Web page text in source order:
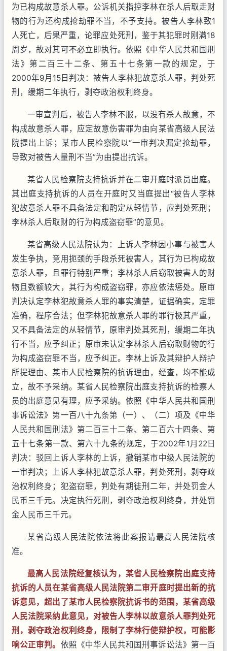
为已构成故意杀人罪。公诉机关指控李林在杀人后取走财
物的行为还构成抢劫罪不当，不予支持。被告人李林致1
人死亡，后果严重，论罪应处死刑，鉴于其犯罪时刚满18
周岁，故对其可不必立即执行。依照《中华人民共和国刑
法》第二百三十二条、第五十七条第一款的规定，于
2000年9月15日判决：被告人李林犯故意杀人罪，判处死
刑，缓期二年执行，剥夺政治权利终身。
一审宣判后，被告人李林不服，以没有杀人故意，不
构成故意杀人罪，应定故意伤害罪为由向某省高级人民法
院提出上诉；某市人民检察院以“一审判决漏定抢劫罪，
导致对被告人量刑不当”为由提出抗诉。
某省人民检察院支持抗诉并在二审开庭时派员出庭。
其出庭支持抗诉的人员在开庭时又当庭提出“被告人李林
犯故意杀人罪不具备法定和酌定从轻情节，应判处死刑；
李林杀人后取财的行为构成盗窃罪”的意见。
某省高级人民法院认为：上诉人李林因小事与被害人
发生争执，竞用扼颈的手段杀死被害人，其行为已构成故
意杀人罪，且罪行特别严重；李林杀人后窃取被害人的财
物且数额较大，其行为构成盗窃罪，亦应依法惩处。原审
判决认定李林犯故意杀人罪的事实清楚，证据确实，定罪
准确，程序合法；但李林犯故意杀人罪的罪行极其严重，
又不具备法定的从轻情节，原审判处其死刑，缓期二年执
行不当，应予纠正；原审未认定李林杀人后窃取财物的行
为构成盗窃罪不当，应予纠正。李林上诉及其辩护人辩护
所提理由、某市人民检察院的抗诉理由，经查，均不能成
立，故不予采纳。某省人民检察院出庭支持抗诉的检察人
员的出庭意见有理，应予采纳。依照《中华人民共和国刑
事诉讼法》第一百八十九条第（一）、（二）项及《中华
人民共和国刑法》第二百三十二条、第二百六十四条、第
五十七条第一款、第六十九条的规定，于2002年1月22日
判决：驳回上诉人李林的上诉，撤销某市中级人民法院的
一审判决；上诉人李林犯故意杀人罪，判处死刑，剥夺政
治权利终身；犯盗窃罪，判处有期徒刑二年，并处罚金人
民币三千元。决定执行死刑，剥夺政治权利终身，并处罚
金人民币三千元。
某省高级人民法院依法将此案报请最高人民法院核
准。
最高人民法院经复核认为，某省人民检察院出庭支持
抗诉的人员在某省高级人民法院第二审开庭时提出新的抗
诉意见，超出了某市人民检察院抗诉书的范围，某省高级
人民法院采纳此意见，对被告人李林以故意杀人罪判处死
刑，剥夺政治权利终身，限制了李林行使辩护权，可能影
响公正审判。 依照《中华人民共和国刑事诉讼法》第一百